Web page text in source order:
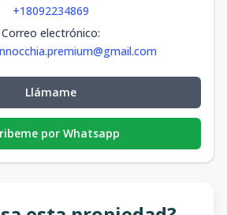
+18092234869
Correo electrónico:
Llámame
por Whatsapp